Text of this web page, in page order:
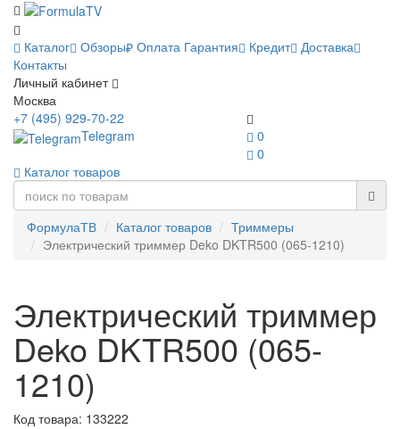
Каталог Обзоры Оплата Гарантия Кредит Доставка
Контакты
Личный кабинет
Москва
0
0
+7 (495) 929-70-22
Telegram
Каталог товаров
ФормулаТВ Каталог товаров
Триммеры
Электрический триммер Deko DKTR500 (065-1210)
Электрический триммер
Deko DKTR500 (065-
1210)
Код товара: 133222